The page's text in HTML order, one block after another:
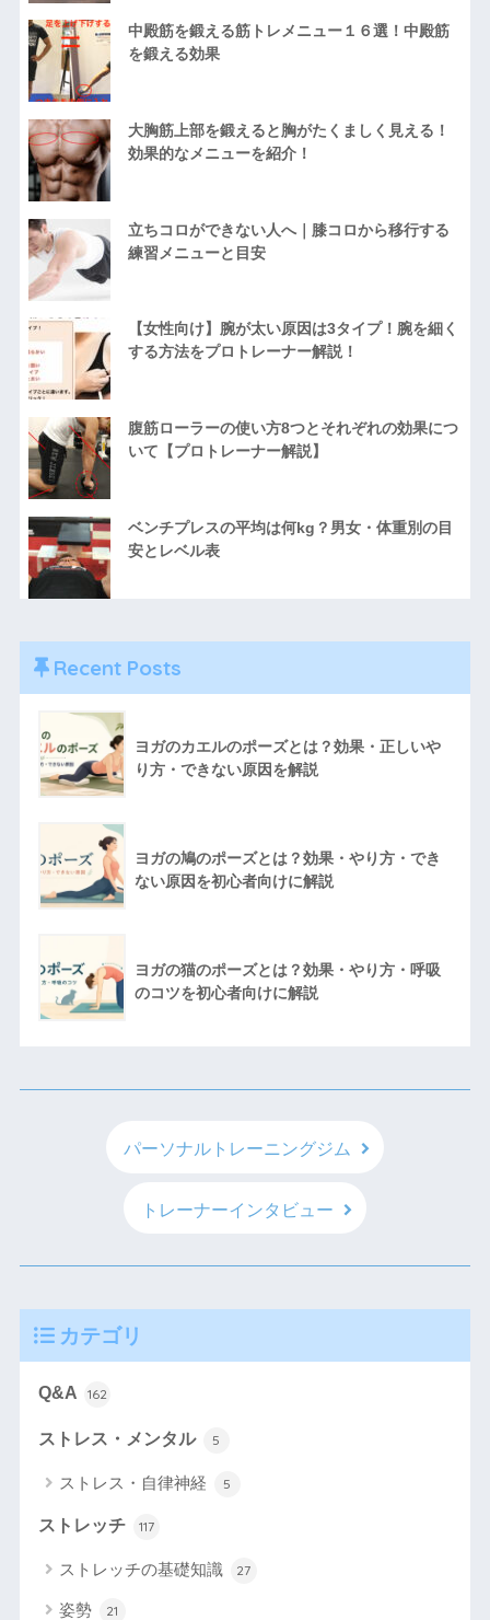
中殿筋を鍛える筋トレメニュー１６選！中殿筋
を鍛える効果
大胸筋上部を鍛えると胸がたくましく見える！
効果的なメニューを紹介！
立ちコロができない人へ｜膝コロから移行する
練習メニューと目安
【女性向け】腕が太い原因は3タイプ！腕を細く
する方法をプロトレーナー解説！
腹筋ローラーの使い方8つとそれぞれの効果につ
いて【プロトレーナー解説】
ベンチプレスの平均は何kg？男女・体重別の目
安とレベル表
Recent Posts
ヨガのカエルのポーズとは？効果・正しいや
り方・できない原因を解説
ヨガの鳩のポーズとは？効果・やり方・でき
ない原因を初心者向けに解説
ヨガの猫のポーズとは？効果・やり方・呼吸
のコツを初心者向けに解説
パーソナルトレーニングジム
トレーナーインタビュー
カテゴリ
Q&A 162
ストレス・メンタル 5
ストレス・自律神経 5
ストレッチ 117
ストレッチの基礎知識 27
姿勢 21